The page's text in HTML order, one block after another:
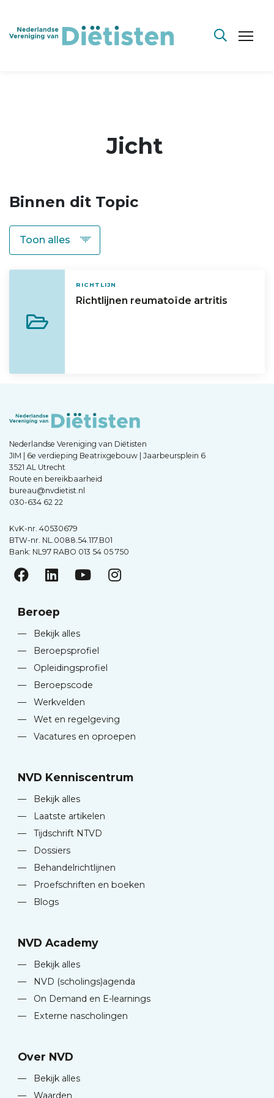
Jicht
Binnen dit Topic
RICHTLIJN
Richtlijnen reumatoïde artritis
Nederlandse Vereniging van Diëtisten
JIM | 6e verdieping Beatrixgebouw | Jaarbeursplein 6
3521 AL Utrecht
Route en bereikbaarheid
bureau@nvdietist.nl
030-634 62 22
KvK-nr. 40530679
BTW-nr. NL.0088.54.117.B01
Bank: NL97 RABO 013 54 05 750
Beroep
—
Bekijk alles
—
Beroepsprofiel
—
Opleidingsprofiel
—
Beroepscode
—
Werkvelden
—
Wet en regelgeving
—
Vacatures en oproepen
NVD Kenniscentrum
—
Bekijk alles
—
Laatste artikelen
—
Tijdschrift NTVD
—
Dossiers
—
Behandelrichtlijnen
—
Proefschriften en boeken
—
Blogs
NVD Academy
—
Bekijk alles
—
NVD (scholings)agenda
—
On Demand en E-learnings
—
Externe nascholingen
Over NVD
—
Bekijk alles
—
Waarden